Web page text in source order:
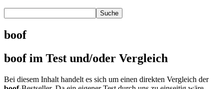
boof
boof im Test und/oder Vergleich
Bei diesem Inhalt handelt es sich um einen direkten Vergleich der